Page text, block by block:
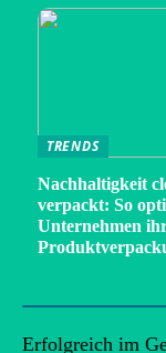
TRENDS
Nachhaltigkeit
verpackt: So
Unternehmen
Erfolgreich im